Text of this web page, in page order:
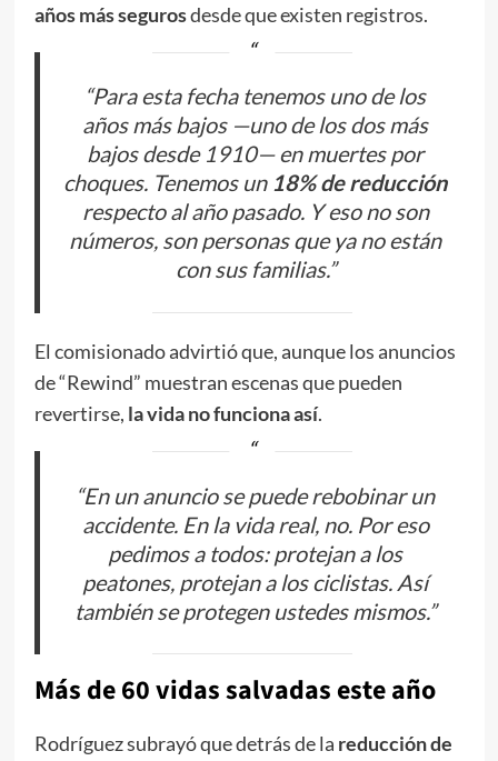
años más segurosdesde que existen registros.
“Para esta fecha tenemos uno de los
años más bajos —uno de los dos más
bajos desde 1910— en muertes por
choques. Tenemos un 18% de reducción
respecto al año pasado. Y eso no son
números, son personas que ya no están
con sus familias.”
El comisionado advirtió que, aunque los anuncios
de “Rewind” muestran escenas que pueden
revertirse, la vida no funciona así.
“En un anuncio se puede rebobinar un
accidente. En la vida real, no. Por eso
pedimos a todos: protejan a los
peatones, protejan a los ciclistas. Así
también se protegen ustedes mismos.”
Más de 60 vidas salvadas este año
Rodríguez subrayó que detrás de la reducción de